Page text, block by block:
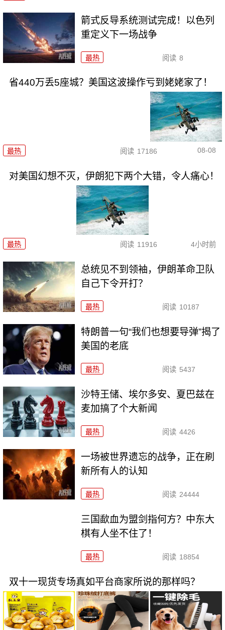
箭式反导系统测试完成！以色列
重定义下一场战争
最热 阅读 8
省440万丢5座城？美国这波操作亏到姥姥家了！
最热 阅读 17186 08-08
对美国幻想不灭，伊朗犯下两个大错，令人痛心！
最热 阅读 11916 4小时前
总统见不到领袖，伊朗革命卫队
自己下令开打？
最热 阅读 10187
特朗普一句“我们也想要导弹”揭了
美国的老底
最热 阅读 5437
沙特王储、埃尔多安、夏巴兹在
麦加搞了个大新闻
最热 阅读 4426
一场被世界遗忘的战争，正在刷
新所有人的认知
最热 阅读 24444
三国歃血为盟剑指何方？中东大
棋有人坐不住了！
最热 阅读 18854
双十一现货专场真如平台商家所说的那样吗？